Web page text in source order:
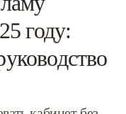
году: